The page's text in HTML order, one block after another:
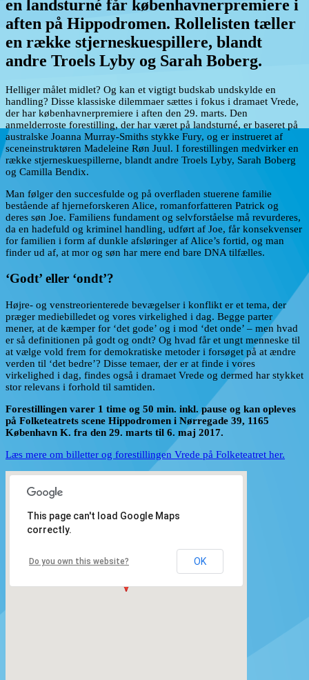
en landsturné får københavnerpremiere i
aften på Hippodromen. Rollelisten tæller
en række stjerneskuespillere, blandt
andre Troels Lyby og Sarah Boberg.
Helliger målet midlet? Og kan et vigtigt budskab undskylde en
handling? Disse klassiske dilemmaer sættes i fokus i dramaet Vrede,
der har københavnerpremiere i aften den 29. marts. Den
anmelderroste forestilling, der har været på landsturné, er baseret på
australske Joanna Murray-Smiths stykke Fury, og er instrueret af
sceneinstruktøren Madeleine Røn Juul. I forestillingen medvirker en
række stjerneskuespillerne, blandt andre Troels Lyby, Sarah Boberg
og Camilla Bendix.
Man følger den succesfulde og på overfladen stuerene familie
bestående af hjerneforskeren Alice, romanforfatteren Patrick og
deres søn Joe. Familiens fundament og selvforståelse må revurderes,
da en hadefuld og kriminel handling, udført af Joe, får konsekvenser
for familien i form af dunkle afsløringer af Alice’s fortid, og man
finder ud af, at mor og søn har mere end bare DNA tilfælles.
‘Godt’ eller ‘ondt’?
Højre- og venstreorienterede bevægelser i konflikt er et tema, der
præger mediebilledet og vores virkelighed i dag. Begge parter
mener, at de kæmper for ‘det gode’ og i mod ‘det onde’ – men hvad
er så definitionen på godt og ondt? Og hvad får et ungt menneske til
at vælge vold frem for demokratiske metoder i forsøget på at ændre
verden til ‘det bedre’? Disse temaer, der er at finde i vores
virkelighed i dag, findes også i dramaet Vrede og dermed har stykket
stor relevans i forhold til samtiden.
Forestillingen varer 1 time og 50 min. inkl. pause og kan opleves
på Folketeatrets scene Hippodromen i Nørregade 39, 1165
København K. fra den 29. marts til 6. maj 2017.
Læs mere om billetter og forestillingen Vrede på Folketeatret her.
This page can't load Google Maps
correctly.
Do you own this website? OK